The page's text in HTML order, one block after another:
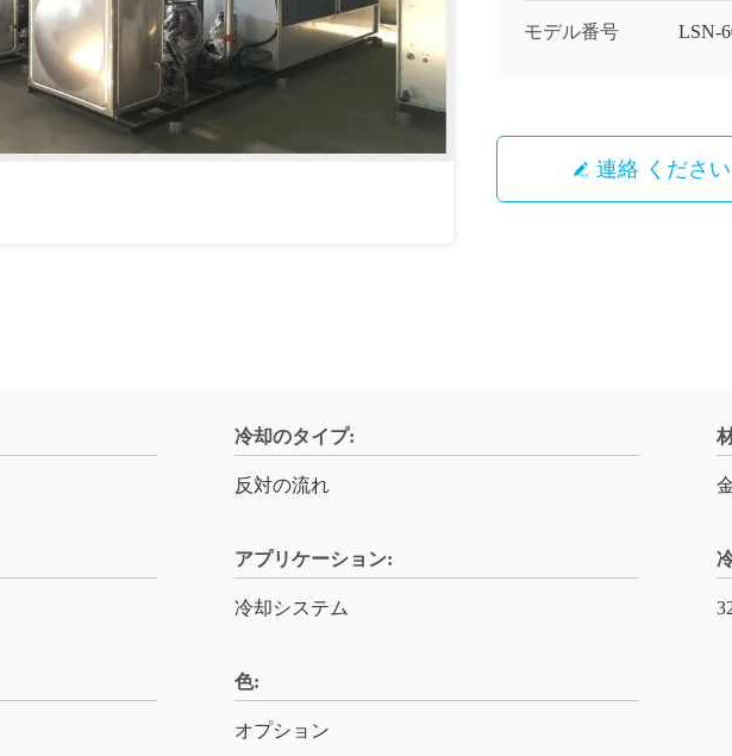
モデル番号 LSN-
連絡 ください
冷却のタイプ:
反対の流れ
アプリケーション:
冷却システム
色:
オプション